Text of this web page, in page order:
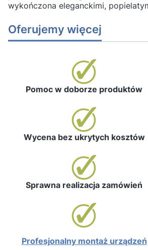
wykończona eleganckimi,
Oferujemy więcej
Pomoc w doborze produktów
Wycena bez ukrytych kosztów
Sprawna realizacja zamówień
Profesjonalny montaż urządzeń